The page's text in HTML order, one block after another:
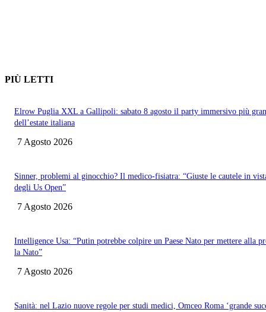
PIÙ LETTI
Elrow Puglia XXL a Gallipoli: sabato 8 agosto il party immersivo più
dell’estate italiana
7 Agosto 2026
Sinner, problemi al ginocchio? Il medico-fisiatra: “Giuste le cautele in
degli Us Open”
7 Agosto 2026
Intelligence Usa: “Putin potrebbe colpire un Paese Nato per mettere alla
la Nato”
7 Agosto 2026
Sanità: nel Lazio nuove regole per studi medici, Omceo Roma ‘grande